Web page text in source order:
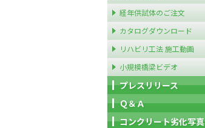
経年供試体のご注文
カタログダウンロード
リハビリ工法 施工動画
小規模橋梁ビデオ
プレスリリース
Ｑ＆Ａ
コンクリート劣化写真